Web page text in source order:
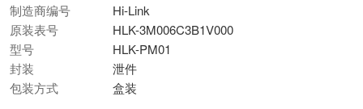
制造商编号
Hi-Link
原装表号
HLK-3M006C3B1V000
型号
HLK-PM01
封装
泄件
包装方式
盒装